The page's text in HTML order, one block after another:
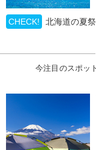
CHECK! 北海道の夏
今注目のスポッ